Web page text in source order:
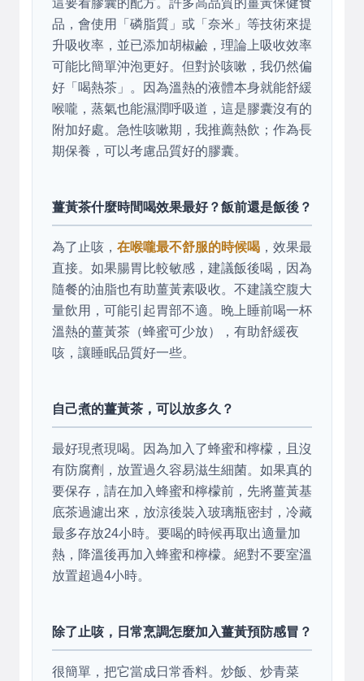
品，會使用「磷脂質」或「奈米」等技術來提
升吸收率，並已添加胡椒鹼，理論上吸收效率
可能比簡單沖泡更好。但對於咳嗽，我仍然偏
好「喝熱茶」。因為溫熱的液體本身就能舒緩
喉嚨，蒸氣也能濕潤呼吸道，這是膠囊沒有的
附加好處。急性咳嗽期，我推薦熱飲；作為長
期保養，可以考慮品質好的膠囊。
薑黃茶什麼時間喝效果最好？飯前還是飯後？
為了止咳， 在喉嚨最不舒服的時候喝 ，效果最
直接。如果腸胃比較敏感，建議飯後喝，因為
隨餐的油脂也有助薑黃素吸收。不建議空腹大
量飲用，可能引起胃部不適。晚上睡前喝一杯
溫熱的薑黃茶（蜂蜜可少放），有助舒緩夜
咳，讓睡眠品質好一些。
自己煮的薑黃茶，可以放多久？
最好現煮現喝。因為加入了蜂蜜和檸檬，且沒
有防腐劑，放置過久容易滋生細菌。如果真的
要保存，請在加入蜂蜜和檸檬前，先將薑黃基
底茶過濾出來，放涼後裝入玻璃瓶密封，冷藏
最多存放24小時。要喝的時候再取出適量加
熱，降溫後再加入蜂蜜和檸檬。絕對不要室溫
放置超過4小時。
除了止咳，日常烹調怎麼加入薑黃預防感冒？
很簡單，把它當成日常香料。炒飯、炒青菜